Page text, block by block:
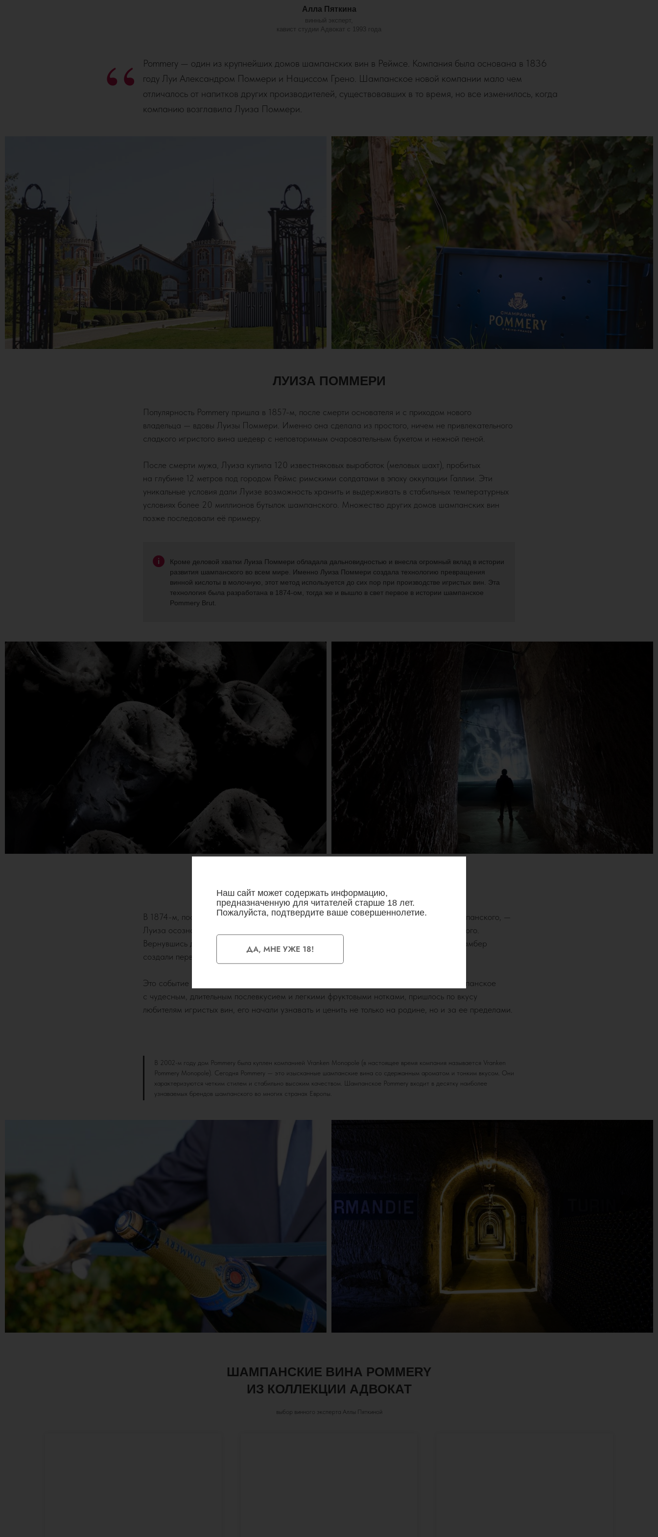
Наш сайт может содержать информацию,
предназначенную для читателей старше 18 лет.
Пожалуйста, подтвердите ваше совершеннолетие.
ДА, МНЕ УЖЕ 18!
Алла Пяткина
винный эксперт,
кавист студии Адвокат с 1993 года
“
Pommery — один из крупнейших домов шампанских вин в Реймсе. Компания была основана в 1836
году Луи Александром Поммери и Нациссом Грено. Шампанское новой компании мало чем
отличалось от напитков других производителей, существовавших в то время, но все изменилось, когда
компанию возглавила Луиза Поммери.
ЛУИЗА ПОММЕРИ
Популярность Pommery пришла в 1857-м, после смерти основателя и с приходом нового
владельца — вдовы Луизы Поммери. Именно она сделала из простого, ничем не привлекательного
сладкого игристого вина шедевр с неповторимым очаровательным букетом и нежной пеной.
После смерти мужа, Луиза купила 120 известняковых выработок (меловых шахт), пробитых
на глубине 12 метров под городом Реймс римскими солдатами в эпоху оккупации Галлии. Эти
уникальные условия дали Луизе возможность хранить и выдерживать в стабильных температурных
условиях более 20 миллионов бутылок шампанского. Множество других домов шампанских вин
позже последовали её примеру.
Кроме деловой хватки Луиза Поммери обладала дальновидностью и внесла огромный вклад в истории
развития шампанского во всем мире. Именно Луиза Поммери создала технологию превращения
винной кислоты в молочную, этот метод используется до сих пор при производстве игристых вин. Эта
технология была разработана в 1874-ом, тогда же и вышло в свет первое в истории шампанское
Pommery Brut.
РОЖДЕНИЕ КАТЕГОРИИ BRUT
В 1874-м, после путешествия в Англию — страну с самым большим потреблением шампанского, —
Луиза осознала, что британцам не хватает более легкого и менее сладкого шампанского.
Вернувшись домой, госпожа Поммери вместе с главным виноделом дома Виктором Ламбер
создали первое в истории шампанское категории Brut.
Это событие положило начало массовому производству шампанского Brut. Новое шампанское
с чудесным, длительным послевкусием и легкими фруктовыми нотками, пришлось по вкусу
любителям игристых вин, его начали узнавать и ценить не только на родине, но и за ее пределами.
В 2002-м году дом Pommery была куплен компанией Vranken Monopole (в настоящее время компания называется Vranken
Pommery Monopole). Сегодня Pommery — это изысканные шампанские вина со сдержанным ароматом и тонким вкусом. Они
характеризуются четким стилем и стабильно высоким качеством. Шампанское Pommery входит в десятку наиболее
узнаваемых брендов шампанского во многих странах Европы.
ШАМПАНСКИЕ ВИНА POMMERY
ИЗ КОЛЛЕКЦИИ АДВОКАТ
выбор винного эксперта Аллы Пяткиной